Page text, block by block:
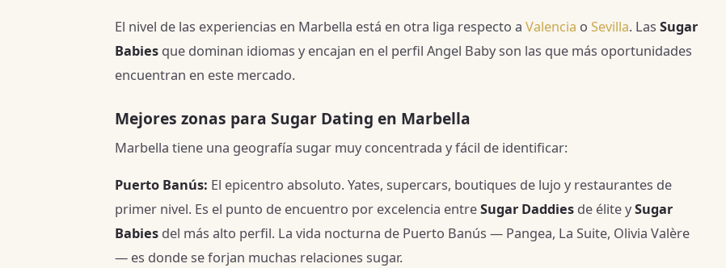
El nivel de las experiencias en Marbella está en otra liga respecto a Valencia o Sevilla. Las Sugar
Babies que dominan idiomas y encajan en el perfil Angel Baby son las que más oportunidades
encuentran en este mercado.
Mejores zonas para Sugar Dating en Marbella
Marbella tiene una geografía sugar muy concentrada y fácil de identificar:
Puerto Banús: El epicentro absoluto. Yates, supercars, boutiques de lujo y restaurantes de
primer nivel. Es el punto de encuentro por excelencia entreSugar Daddies de élite ySugar
Babies del más alto perfil. La vida nocturna de Puerto Banús — Pangea, La Suite, Olivia Valère
— es donde se forjan muchas relaciones sugar.